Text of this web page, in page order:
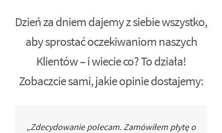
Dzień za dniem dajemy z siebie wszystko,
aby sprostać oczekiwaniom naszych
Klientów – i wiecie co? To działa!
Zobaczcie sami, jakie opinie dostajemy:
„Zdecydowanie polecam. Zamówiłem płytę o